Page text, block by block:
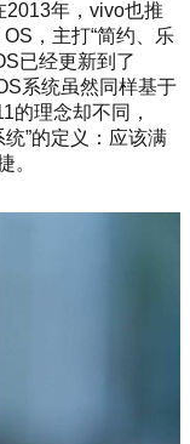
2013年，vivo也推
，主打“简约、乐
已经更新到了
系统虽然同样基于
的理念却不同，
”的定义：应该满
。